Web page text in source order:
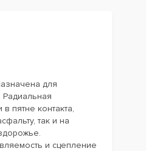
для
пятне контакта,
так и на
и сцепление